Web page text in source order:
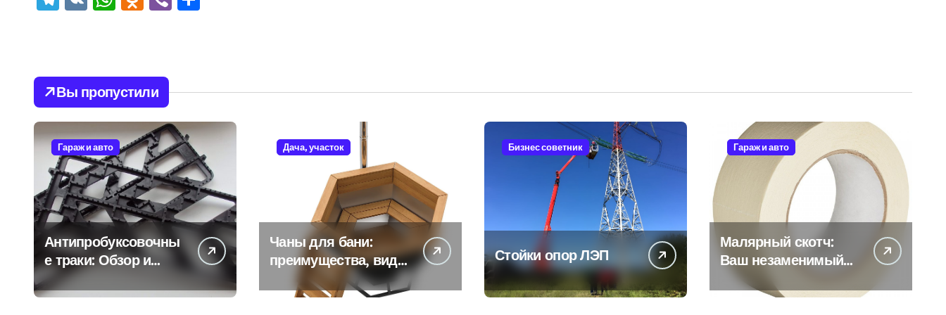
Вы пропустили
Гараж и авто
Антипробуксовочны
е траки: Обзор и
Преимущества
Дача, участок
Чаны для бани:
преимущества, виды
и особенности
использования
Бизнес советник
Стойки опор ЛЭП
Гараж и авто
Малярный скотч:
Ваш незаменимый
помощник при
ремонтных работах